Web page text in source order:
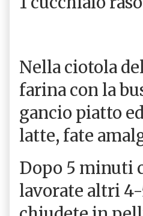
Nella ciotola
farina con la
gancio piatto
latte, fate
Dopo 5 minuti
lavorate altri